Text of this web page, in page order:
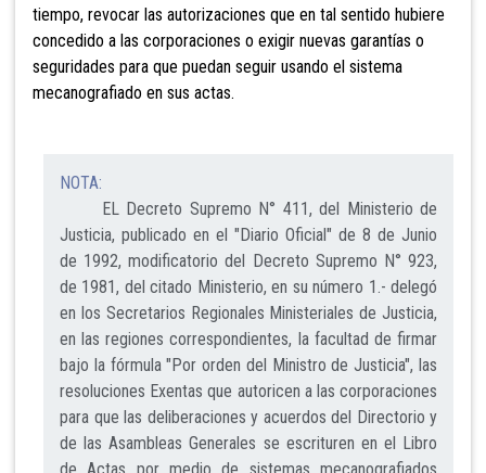
tiempo, revocar las autorizaciones que en tal sentido hubiere
concedido a las corporaciones o exigir nuevas garantías o
seguridades para que puedan seguir usando el sistema
mecanografiado en sus actas.
NOTA:
EL Decreto Supremo N° 411, del Ministerio de
Justicia, publicado en el "Diario Oficial" de 8 de Junio
de 1992, modificatorio del Decreto Supremo N° 923,
de 1981, del citado Ministerio, en su número 1.- delegó
en los Secretarios Regionales Ministeriales de Justicia,
en las regiones correspondientes, la facultad de firmar
bajo la fórmula "Por orden del Ministro de Justicia", las
resoluciones Exentas que autoricen a las corporaciones
para que las deliberaciones y acuerdos del Directorio y
de las Asambleas Generales se escrituren en el Libro
de Actas por medio de sistemas mecanografiados